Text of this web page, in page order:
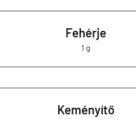
Fehérje
1 g
Keményítő